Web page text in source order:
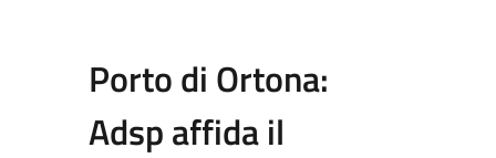
Porto di Ortona:
Adsp affida il